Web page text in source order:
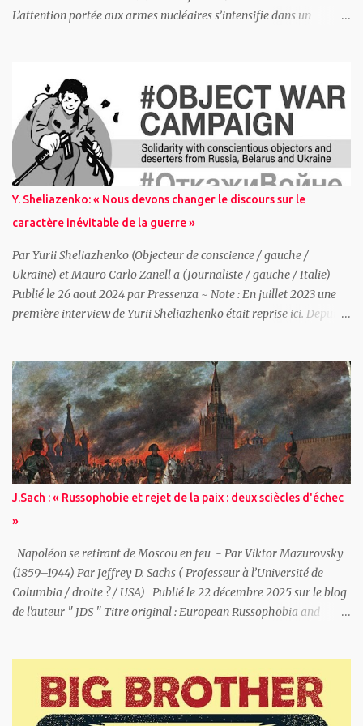
L’attention portée aux armes nucléaires s’intensifie dans un
de la sécurité internationale. L’une des principales conclusions du
Sipri Yearbook 2026 est que les États recourent de plus en plus aux
armes nucléaires comme leviers de puissance nationale, remettant
en cause des décennies d’efforts destinés à diminuer à la fois les
arsenaux nucléaires et l’importance accordée à ces armes, alors
même que les risques de méprise stratégique et d’escalade
s’accentuent. Renforcement et modernisation des arsenaux
nucléaires mondiaux Les neuf États dotés de l’arme nucléaire —
États-Un...
Y. Sheliazenko: « Nous devons changer le discours sur le
caractère inévitable de la guerre »
Par Yurii Sheliazhenko (Objecteur de conscience / gauche /
Ukraine) et Mauro Carlo Zanell a (Journaliste / gauche / Italie)
Publié le 26 aout 2024 par Pressenza ~ Note : En juillet 2023 une
première interview de Yurii Sheliazhenko était reprise ici. Depuis
ici . ~ (Mauro Carlo Zanella ): Un ami m’écrit : « Bien sûr que tu as
du courage! » Mais la vérité est que j’ai vraiment peur, j’ai un
rendez-vous à confirmer avec Yurii et au dernier moment je
voudrais reporter la rencontre. Je m’imagine, dans un crescendo de
panique, être arrêté par la police, les services secrets, l’armée. Etre
emmené en prison, ou pire, abattu contre le premier mur. Puis la
rationalité et le sens du devoir reprennent le dessus et je confirme
le rendez-vous. Yurii me rejoint au restaurant italien près de chez
lui. Tout de suite, il manifeste de la symp...
J.Sach : « Russophobie et rejet de la paix : deux sciècles d'échec
»
Napoléon se retirant de Moscou en feu - Par Viktor Mazurovsky
(1859–1944) Par Jeffrey D. Sachs ( Professeur à l’Université de
Columbia / droite ? / USA) Publié le 22 décembre 2025 sur le blog
de l'auteur " JDS " Titre original : European Russophobia and
profondément contre-productifs. Du XIXe siècle à nos jours, les
préoccupations sécuritaires de la Russie n’ont pas été considérées